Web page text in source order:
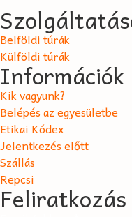
Belföldi túrák
Külföldi túrák
Információk
Kik vagyunk?
Belépés az egyesületbe
Etikai Kódex
Jelentkezés előtt
Szállás
Repcsi
Feliratkozás